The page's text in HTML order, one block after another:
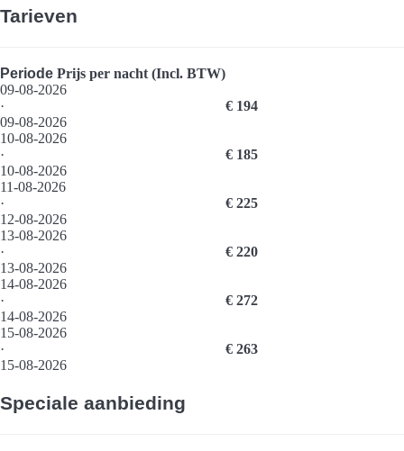
Tarieven
Periode Prijs per nacht (Incl. BTW)
09-08-2026
·
09-08-2026
€ 194
10-08-2026
·
10-08-2026
€ 185
11-08-2026
·
12-08-2026
€ 225
13-08-2026
·
13-08-2026
€ 220
14-08-2026
·
14-08-2026
€ 272
15-08-2026
·
15-08-2026
€ 263
Speciale aanbieding